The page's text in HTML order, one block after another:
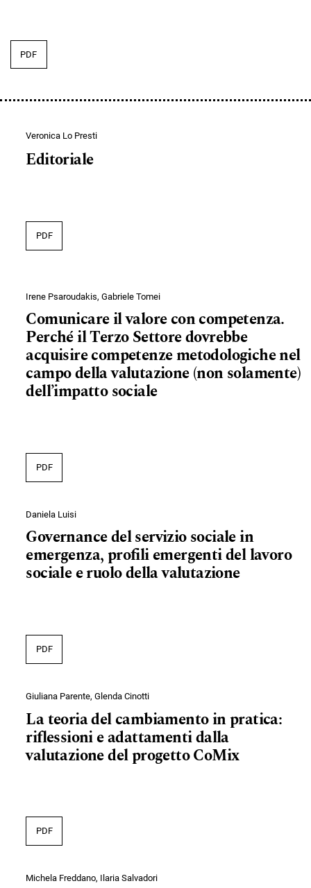
PDF
Veronica Lo Presti
Editoriale
PDF
Irene Psaroudakis, Gabriele Tomei
Comunicare il valore con competenza.
Perché il Terzo Settore dovrebbe
acquisire competenze metodologiche nel
campo della valutazione (non solamente)
dell’impatto sociale
PDF
Daniela Luisi
Governance del servizio sociale in
emergenza, profili emergenti del lavoro
sociale e ruolo della valutazione
PDF
Giuliana Parente, Glenda Cinotti
La teoria del cambiamento in pratica:
riflessioni e adattamenti dalla
valutazione del progetto CoMix
PDF
Michela Freddano, Ilaria Salvadori